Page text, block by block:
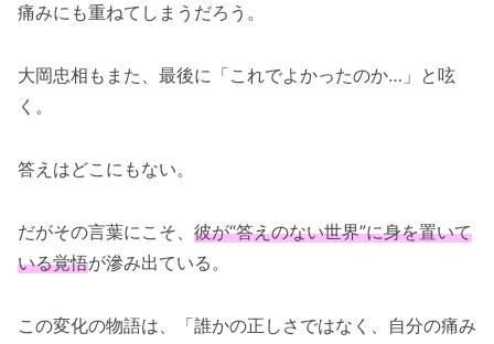
痛みにも重ねてしまうだろう。
大岡忠相もまた、最後に「これでよかったのか…」と呟
く。
答えはどこにもない。
だがその言葉にこそ、 彼が“答えのない世界”に身を置いて
いる覚悟が滲み出ている。
この変化の物語は、「誰かの正しさではなく、自分の痛み